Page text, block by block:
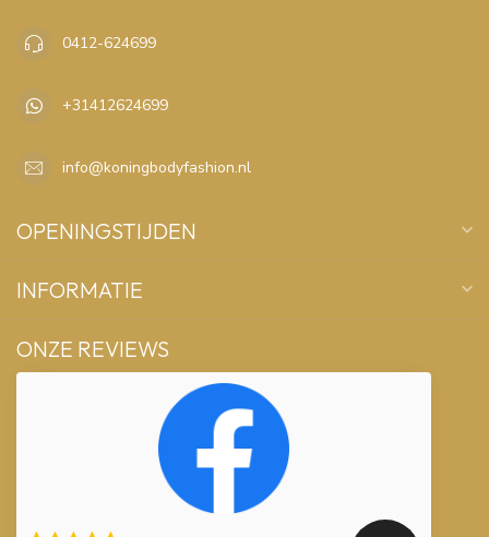
0412-624699
+31412624699
info@koningbodyfashion.nl
OPENINGSTIJDEN
INFORMATIE
ONZE REVIEWS